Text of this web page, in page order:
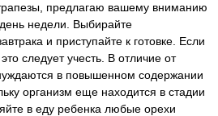
предлагаю вашему вниманию
недели. Выбирайте
и приступайте к готовке. Если
следует учесть. В отличие от
в повышенном содержании
организм еще находится в стадии
в еду ребенка любые орехи